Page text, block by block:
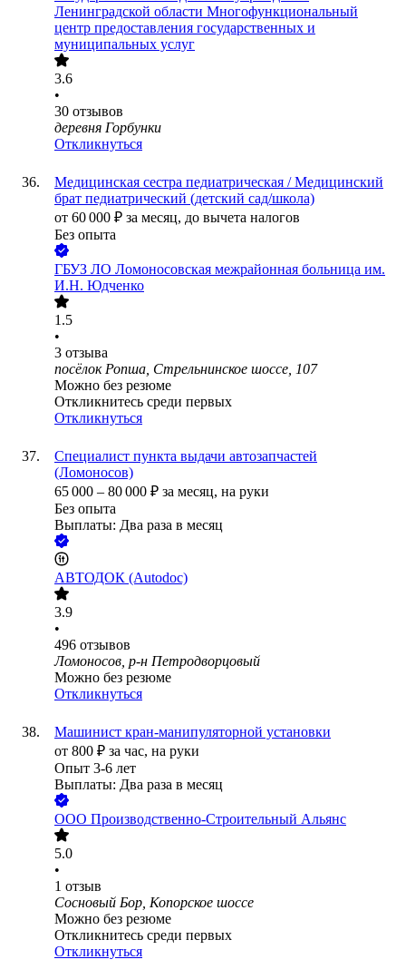
Ленинградской области Многофункциональный
центр предоставления государственных и
муниципальных услуг
3.6
•
30 отзывов
деревня Горбунки
Откликнуться
Медицинская сестра педиатрическая / Медицинский
брат педиатрический (детский сад/школа)
от 60 000 ₽ за месяц, до вычета налогов
Без опыта
ГБУЗ ЛО Ломоносовская межрайонная больница им.
И.Н. Юдченко
1.5
•
3 отзыва
посёлок Ропша, Стрельнинское шоссе, 107
Можно без резюме
Откликнитесь среди первых
Откликнуться
Специалист пункта выдачи автозапчастей
(Ломоносов)
65 000 – 80 000 ₽ за месяц, на руки
Без опыта
Выплаты: Два раза в месяц
АВТОДОК (Autodoc)
3.9
•
496 отзывов
Ломоносов, р-н Петродворцовый
Можно без резюме
Откликнуться
Машинист кран-манипуляторной установки
от 800 ₽ за час, на руки
Опыт 3-6 лет
Выплаты: Два раза в месяц
ООО Производственно-Строительный Альянс
5.0
•
1 отзыв
Сосновый Бор, Копорское шоссе
Можно без резюме
Откликнитесь среди первых
Откликнуться